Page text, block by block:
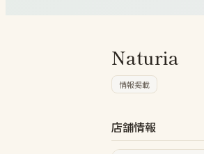
Naturia
情報掲載
店舗情報